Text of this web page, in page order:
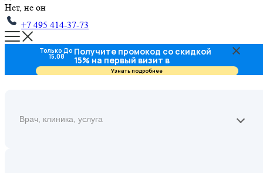
Нет, не он
+7 495 414-37-73
Только До
15.08 Получите промокод со скидкой
15% на первый визит в
стоматологию
Узнать подробнее